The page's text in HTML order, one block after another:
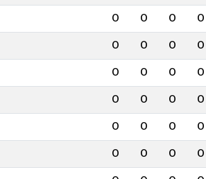
0 0 0 0
0 0 0 0
0 0 0 0
0 0 0 0
0 0 0 0
0 0 0 0